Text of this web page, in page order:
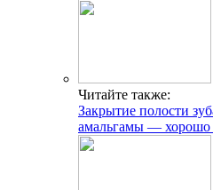
Читайте также:
Закрытие полости
амальгамы ― хорошо